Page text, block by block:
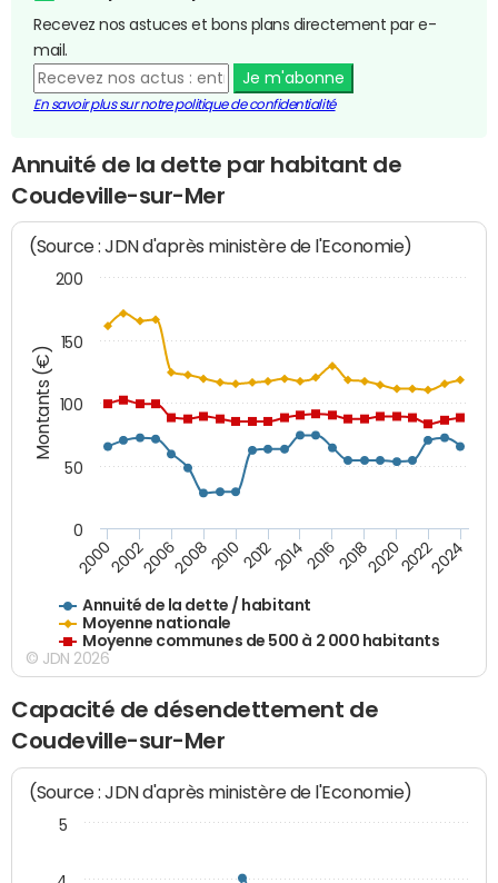
Recevez nos astuces et bons plans directement par e-
mail.
Je m'abonne
En savoir plus sur notre politique de confidentialité
Annuité de la dette par habitant de
Coudeville-sur-Mer
Montants (€)
(Source : JDN d'après ministère de l'Economie)
Annuité de la dette / habitant
Moyenne nationale
Moyenne communes de 500 à 2 000 habitants
200020022006200820102012201420162018202020222024
0
50
100
150
200
© JDN 2026
Capacité de désendettement de
Coudeville-sur-Mer
(Source : JDN d'après ministère de l'Economie)
5